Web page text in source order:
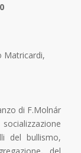
Matricardi,
di F.Molnár
del bullismo,